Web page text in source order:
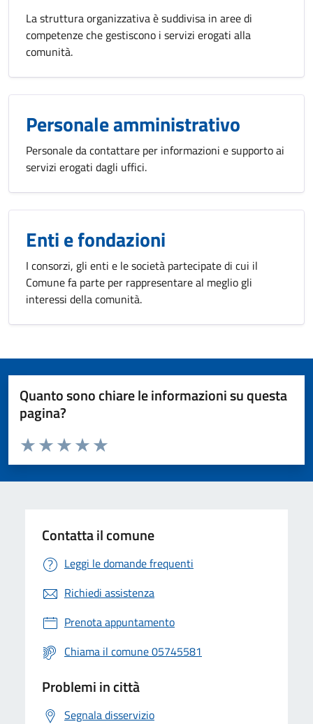
La struttura organizzativa è suddivisa in aree di
competenze che gestiscono i servizi erogati alla
comunità.
Personale amministrativo
Personale da contattare per informazioni e supporto ai
servizi erogati dagli uffici.
Enti e fondazioni
I consorzi, gli enti e le società partecipate di cui il
Comune fa parte per rappresentare al meglio gli
interessi della comunità.
Quanto sono chiare le informazioni su questa
pagina?
Valuta da 1 a 5 stelle la pagina
Valuta 5 stelle su 5
Valuta 4 stelle su 5
Valuta 3 stelle su 5
Valuta 2 stelle su 5
Valuta 1 stelle su 5
Contatta il comune
Leggi le domande frequenti
Richiedi assistenza
Prenota appuntamento
Chiama il comune 05745581
Problemi in città
Segnala disservizio